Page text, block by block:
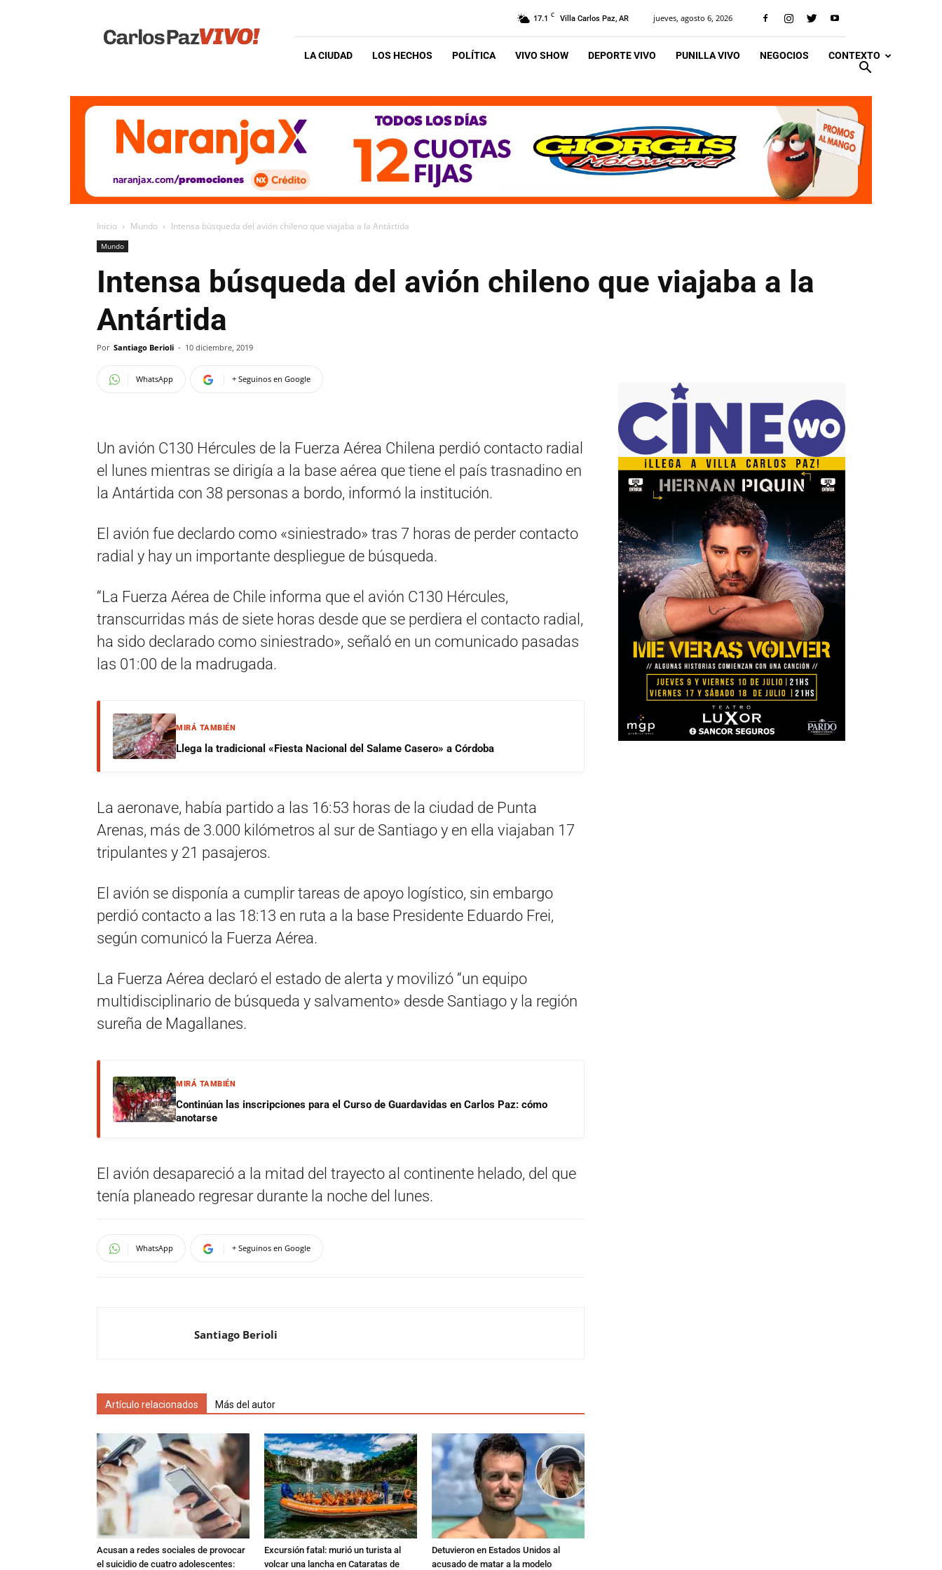
Vivo
17.1 C Villa Carlos Paz, AR jueves, agosto 6, 2026
LA CIUDAD LOS HECHOS POLÍTICA VIVO SHOW DEPORTE VIVO PUNILLA VIVO NEGOCIOS CONTEXTO
Inicio Mundo Intensa búsqueda del avión chileno que viajaba a la Antártida
Mundo
Intensa búsqueda del avión chileno que viajaba a la
Antártida
Por Santiago Berioli - 10 diciembre, 2019
WhatsApp + Seguinos en Google
Un avión C130 Hércules de la Fuerza Aérea Chilena perdió contacto radial
el lunes mientras se dirigía a la base aérea que tiene el país trasnadino en
la Antártida con 38 personas a bordo, informó la institución.
El avión fue declardo como «siniestrado» tras 7 horas de perder contacto
radial y hay un importante despliegue de búsqueda.
“La Fuerza Aérea de Chile informa que el avión C130 Hércules,
transcurridas más de siete horas desde que se perdiera el contacto radial,
ha sido declarado como siniestrado», señaló en un comunicado pasadas
las 01:00 de la madrugada.
MIRÁ TAMBIÉN
Llega la tradicional «Fiesta Nacional del Salame Casero» a Córdoba
La aeronave, había partido a las 16:53 horas de la ciudad de Punta
Arenas, más de 3.000 kilómetros al sur de Santiago y en ella viajaban 17
tripulantes y 21 pasajeros.
El avión se disponía a cumplir tareas de apoyo logístico, sin embargo
perdió contacto a las 18:13 en ruta a la base Presidente Eduardo Frei,
según comunicó la Fuerza Aérea.
La Fuerza Aérea declaró el estado de alerta y movilizó “un equipo
multidisciplinario de búsqueda y salvamento» desde Santiago y la región
sureña de Magallanes.
MIRÁ TAMBIÉN
Continúan las inscripciones para el Curso de Guardavidas en Carlos Paz: cómo
anotarse
El avión desapareció a la mitad del trayecto al continente helado, del que
tenía planeado regresar durante la noche del lunes.
WhatsApp + Seguinos en Google
Santiago Berioli
Artículo relacionados Más del autor
Acusan a redes sociales de provocar
el suicidio de cuatro adolescentes:
Excursión fatal: murió un turista al
volcar una lancha en Cataratas de
Detuvieron en Estados Unidos al
acusado de matar a la modelo